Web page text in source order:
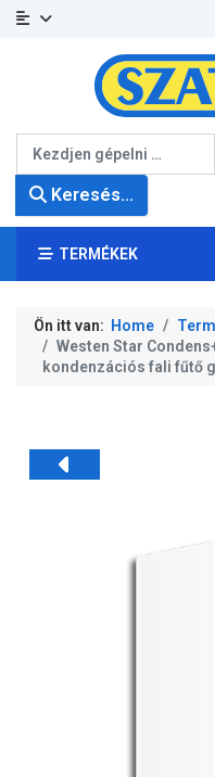
Keresés...
TERMÉKEK
Ön itt van: Home
Westen Star
kondenzációs fali fűtő